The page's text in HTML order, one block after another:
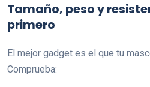
Tamaño, peso y
primero
El mejor gadget es el que tu
Comprueba: